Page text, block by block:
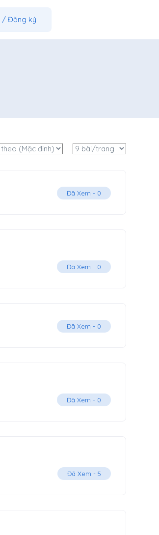
/ Đăng ký
Đã Xem - 0
Đã Xem - 0
Đã Xem - 0
Đã Xem - 0
Đã Xem - 5